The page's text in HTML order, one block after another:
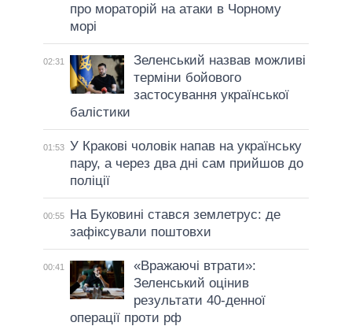
про мораторій на атаки в Чорному
морі
02:31
Зеленський назвав можливі
терміни бойового
застосування української
балістики
01:53 У Кракові чоловік напав на українську
пару, а через два дні сам прийшов до
поліції
00:55
На Буковині стався землетрус: де
зафіксували поштовхи
00:41
«Вражаючі втрати»:
Зеленський оцінив
результати 40-денної
операції проти рф